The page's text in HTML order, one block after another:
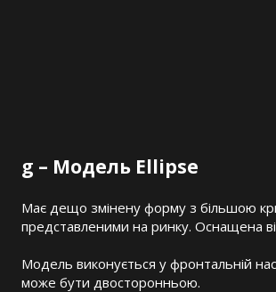
g – Модель Ellipse
Має дещо змінену форму з більшою
представленими на ринку. Оснащена
Модель виконується у фронтальній
може бути двосторонньою.